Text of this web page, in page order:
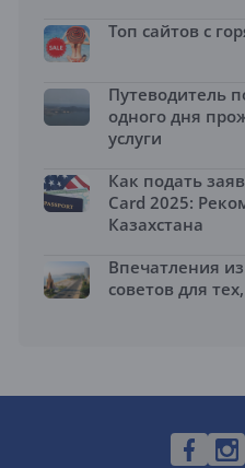
Топ сайтов с
Путеводитель
одного дня
услуги
Как подать
Card 2025:
Казахстана
Впечатления
советов для